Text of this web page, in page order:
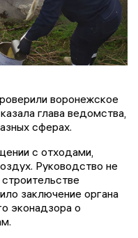
воронежское
глава ведомства,
сферах.
с отходами,
Руководство не
заключение органа
эконадзора о